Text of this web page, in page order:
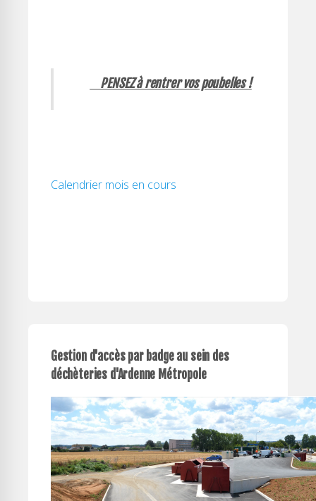
PENSEZ à rentrer vos poubelles !
Calendrier mois en cours
Gestion d'accès par badge au sein des
déchèteries d'Ardenne Métropole